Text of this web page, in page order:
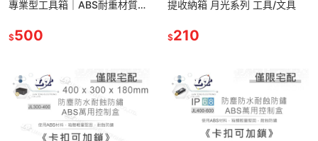
專業型工具箱｜ABS耐重材質・
440×197×170mm・工具收納
$500
提收納箱 月光系列 工具/文具
$210